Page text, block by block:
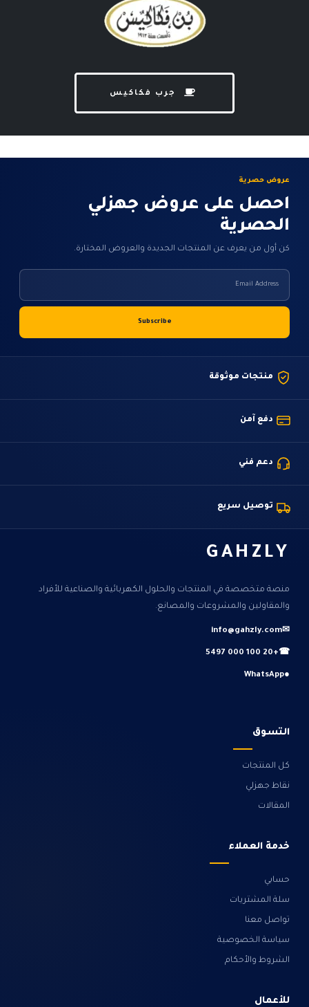
جرب فكاكيس
عروض حصرية
احصل على عروض جهزلي
الحصرية
كن أول من يعرف عن المنتجات الجديدة والعروض المختارة.
منتجات موثوقة
دفع آمن
دعم فني
توصيل سريع
GAHZLY
منصة متخصصة في المنتجات والحلول الكهربائية والصناعية للأفراد
والمقاولين والمشروعات والمصانع.
✉
info@gahzly.com
☎
+20 100 000 5497
●
WhatsApp
التسوق
كل المنتجات
نقاط جهزلي
المقالات
خدمة العملاء
حسابي
سلة المشتريات
تواصل معنا
سياسة الخصوصية
الشروط والأحكام
للأعمال